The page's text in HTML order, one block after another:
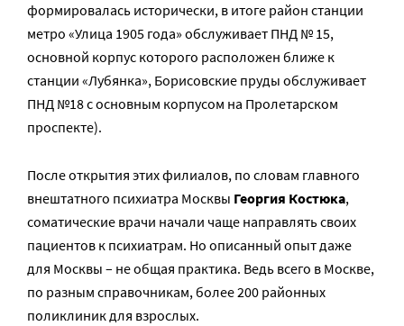
формировалась исторически, в итоге район станции
метро «Улица 1905 года» обслуживает ПНД № 15,
основной корпус которого расположен ближе к
станции «Лубянка», Борисовские пруды обслуживает
ПНД №18 c основным корпусом на Пролетарском
проспекте).
После открытия этих филиалов, по словам главного
внештатного психиатра Москвы Георгия Костюка,
соматические врачи начали чаще направлять своих
пациентов к психиатрам. Но описанный опыт даже
для Москвы – не общая практика. Ведь всего в Москве,
по разным справочникам, более 200 районных
поликлиник для взрослых.